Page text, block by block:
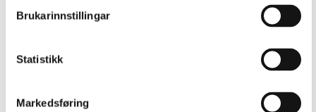
Brukarinnstillingar
Statistikk
Markedsføring
BI4-301 Climate Change Ecology